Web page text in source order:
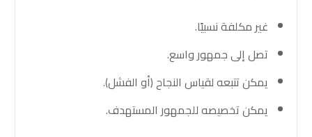
غير مكلفة نسبيًا.
تصل إلى جمهور واسع.
يمكن تتبعه لقياس النجاح (أو الفشل).
يمكن تخصيصه للجمهور المستهدف.